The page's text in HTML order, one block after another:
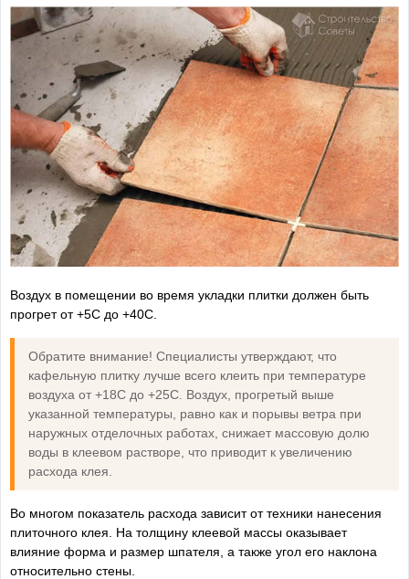
Воздух в помещении во время укладки плитки должен быть
прогрет от +5С до +40С.
Обратите внимание! Специалисты утверждают, что
кафельную плитку лучше всего клеить при температуре
воздуха от +18С до +25С. Воздух, прогретый выше
указанной температуры, равно как и порывы ветра при
наружных отделочных работах, снижает массовую долю
воды в клеевом растворе, что приводит к увеличению
расхода клея.
Во многом показатель расхода зависит от техники нанесения
плиточного клея. На толщину клеевой массы оказывает
влияние форма и размер шпателя, а также угол его наклона
относительно стены.